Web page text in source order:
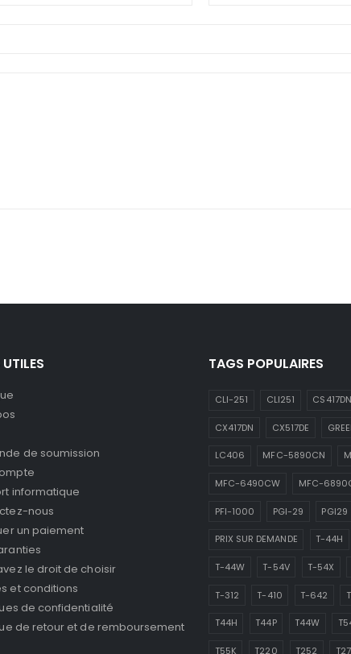
de soumission
informatique
nous
un paiement
le droit de choisir
et conditions
de confidentialité
de retour et de remboursement
TAGS POPULAIRES
CLI-251 CLI251 CS417DN
CX417DN CX517DE
LC406 MFC-5890CN
MFC-6490CW MFC-
PFI-1000 PGI-29 PGI29
PRIX SUR DEMANDE T-44H
T-44W T-54V T-54X
T-312 T-410 T-642
T44H T44P T44W
T55K T220 T252